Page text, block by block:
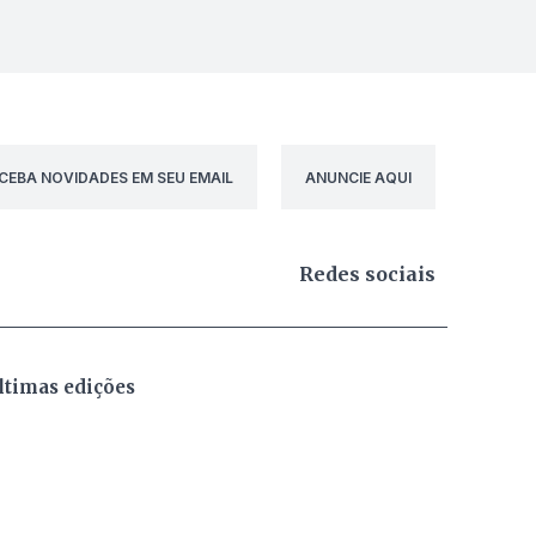
NOVIDADES EM SEU EMAIL ANUNCIE AQUI
Redes sociais
edições